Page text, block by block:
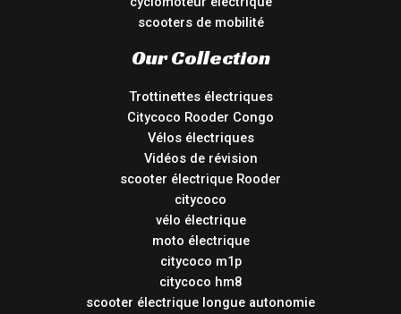
scooters de mobilité
Our Collection
Trottinettes électriques
Citycoco Rooder Congo
Vélos électriques
Vidéos de révision
scooter électrique Rooder
citycoco
vélo électrique
moto électrique
citycoco m1p
citycoco hm8
scooter électrique longue autonomie